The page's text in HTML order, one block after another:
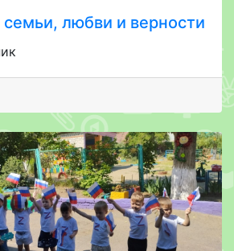
любви и верности